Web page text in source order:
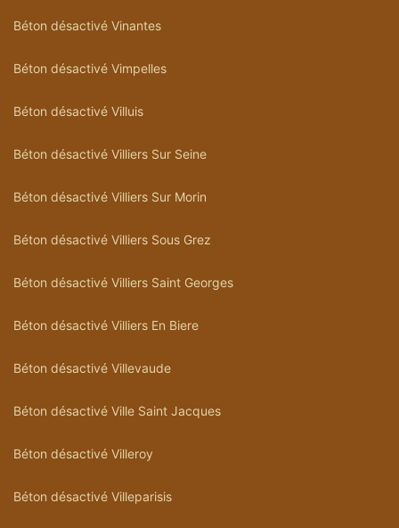
Béton désactivé Vinantes
Béton désactivé Vimpelles
Béton désactivé Villuis
Béton désactivé Villiers Sur Seine
Béton désactivé Villiers Sur Morin
Béton désactivé Villiers Sous Grez
Béton désactivé Villiers Saint Georges
Béton désactivé Villiers En Biere
Béton désactivé Villevaude
Béton désactivé Ville Saint Jacques
Béton désactivé Villeroy
Béton désactivé Villeparisis